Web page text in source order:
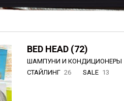
BED HEAD (72)
ШАМПУНИ И КОНДИЦИОНЕРЫ
СТАЙЛИНГ 26 SALE 13